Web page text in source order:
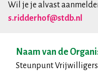
Wil je je alvast
s.ridderhof@stdb.nl
Naam van de
Steunpunt